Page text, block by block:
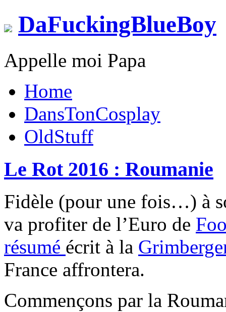
DaFuckingBlueBoy
Appelle moi Papa
Home
DansTonCosplay
OldStuff
Le Rot 2016 : Roumanie
Fidèle (pour une fois…) à
va profiter de l’Euro de
résumé écrit à la
France affrontera.
Commençons par la